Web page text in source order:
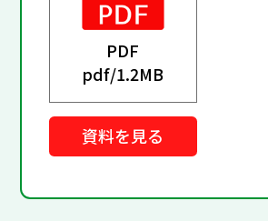
PDF
pdf/1.2MB
資料を見る